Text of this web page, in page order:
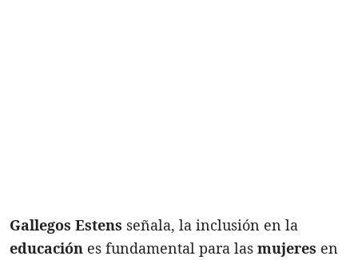
Gallegos Estens señala, la inclusión en la
educación es fundamental para las mujeres en